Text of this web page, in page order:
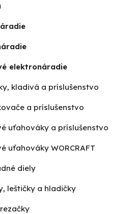
elektronáradie
kladivá a príslušenstvo
a príslušenstvo
uťahováky a príslušenstvo
uťahováky WORCRAFT
diely
leštičky a hladičky